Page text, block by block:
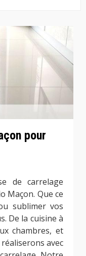
pour
de carrelage
Maçon. Que ce
sublimer vos
De la cuisine à
chambres, et
avec